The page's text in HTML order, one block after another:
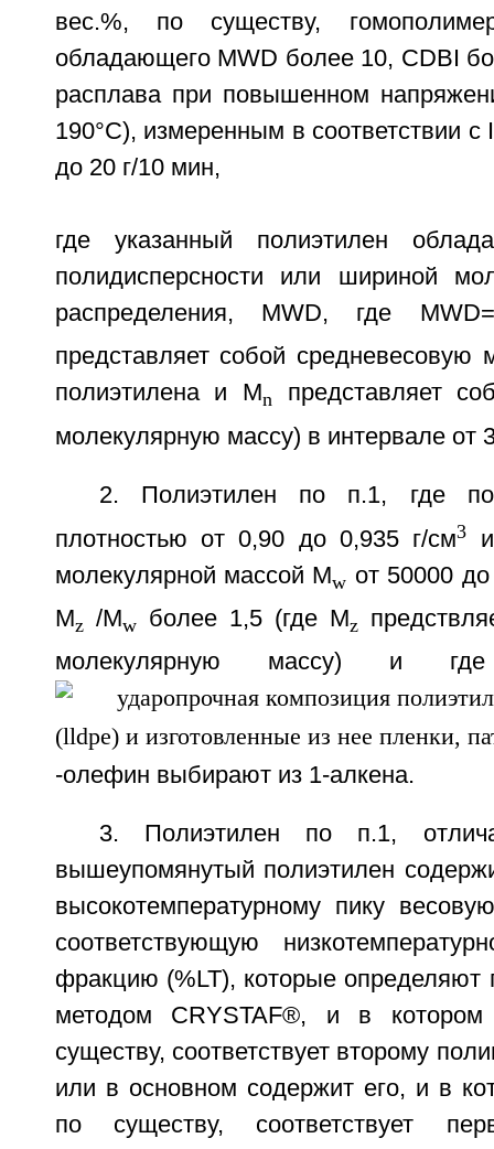
вес.%, по существу,
обладающего MWD более 10, CDBI
расплава при повышенном
190°C), измеренным в соответствии с
до 20 г/10 мин,
где указанный полиэтилен
полидисперсности или шириной
распределения, MWD, где
представляет собой средневесовую
полиэтилена и Mn
представляет
молекулярную массу) в интервале от
2. Полиэтилен по п.1, где
плотностью от 0,90 до 0,935 г/см3
молекулярной массой Mw от 50000
Mz /Mwболее 1,5 (где Mz
молекулярную массу) и где
-олефин выбирают из 1-алкена.
3. Полиэтилен по п.1,
вышеупомянутый полиэтилен
высокотемпературному пику
соответствующую
фракцию (%LT), которые определяют
методом CRYSTAF®, и в
существу, соответствует второму
или в основном содержит его, и в
по существу, соответствует